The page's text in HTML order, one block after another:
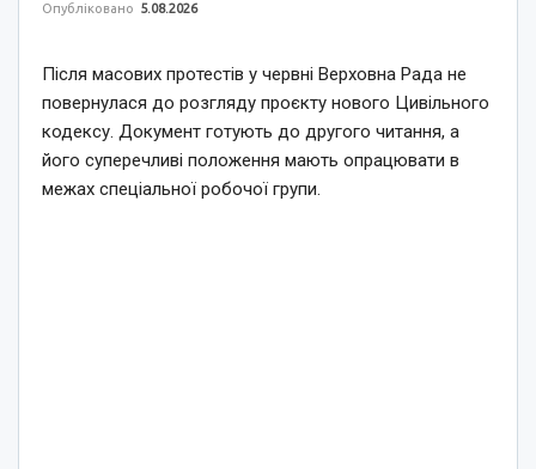
Опубліковано 5.08.2026
Після масових протестів у червні Верховна Рада не
повернулася до розгляду проєкту нового Цивільного
кодексу. Документ готують до другого читання, а
його суперечливі положення мають опрацювати в
межах спеціальної робочої групи.